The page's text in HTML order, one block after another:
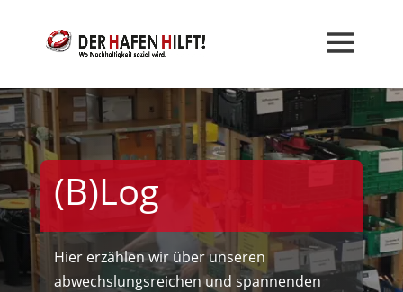
(B)Log
Hier erzählen wir über unseren
abwechslungsreichen und spannenden